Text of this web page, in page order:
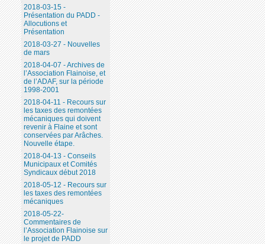
2018-03-15 -
Présentation du PADD -
Allocutions et
Présentation
2018-03-27 - Nouvelles
de mars
2018-04-07 - Archives de
l’Association Flainoise, et
de l’ADAF, sur la période
1998-2001
2018-04-11 - Recours sur
les taxes des remontées
mécaniques qui doivent
revenir à Flaine et sont
conservées par Arâches.
Nouvelle étape.
2018-04-13 - Conseils
Municipaux et Comités
Syndicaux début 2018
2018-05-12 - Recours sur
les taxes des remontées
mécaniques
2018-05-22-
Commentaires de
l’Association Flainoise sur
le projet de PADD